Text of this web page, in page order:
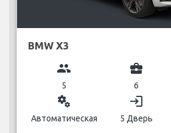
BMW X3
group
5
business_center
6
miscellaneous_services
Автоматическая
login
5 Дверь